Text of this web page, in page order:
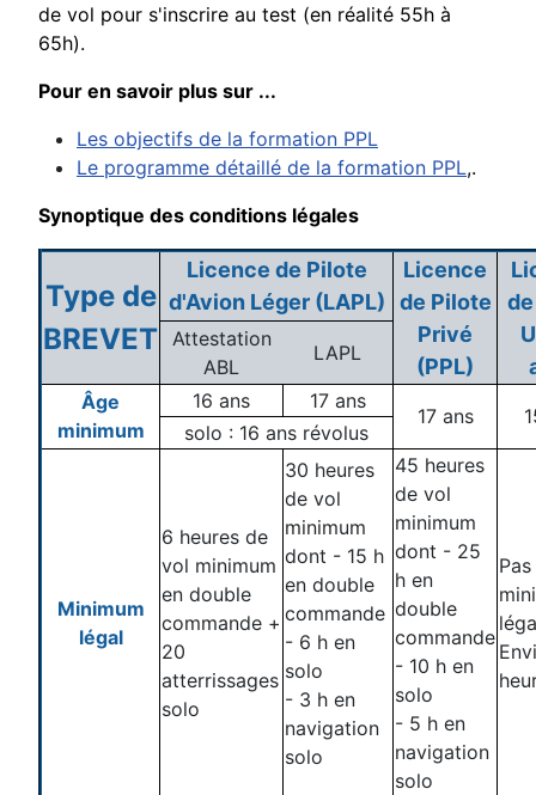
de vol pour s'inscrire au test (en réalité 55h à
65h).
Pour en savoir plus sur ...
Les objectifs de la formation PPL
Le programme détaillé de la formation PPL,.
Synoptique des conditions légales
Type de
BREVET
Licence de Pilote
d'Avion Léger (LAPL)
Licence
de Pilote
Privé
(PPL)
Attestation
ABL
LAPL
Âge
minimum
16 ans 17 ans
17 ans
solo : 16 ans révolus
Minimum
légal
6 heures de
vol minimum
en double
commande +
20
atterrissages
solo
30 heures
de vol
minimum
dont - 15 h
en double
commande
- 6 h en
solo
- 3 h en
navigation
solo
45 heures
de vol
minimum
dont - 25
h en
double
commande
- 10 h en
solo
- 5 h en
navigation
solo